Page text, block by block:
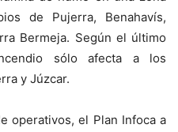
de Pujerra, Benahavís,
Bermeja. Según el último
sólo afecta a los
y Júzcar.
operativos, el Plan Infoca a